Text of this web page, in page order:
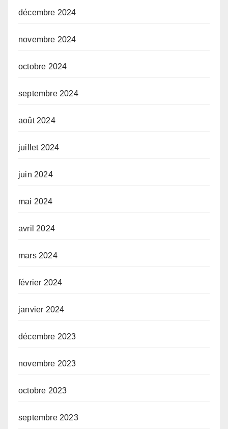
décembre 2024
novembre 2024
octobre 2024
septembre 2024
août 2024
juillet 2024
juin 2024
mai 2024
avril 2024
mars 2024
février 2024
janvier 2024
décembre 2023
novembre 2023
octobre 2023
septembre 2023